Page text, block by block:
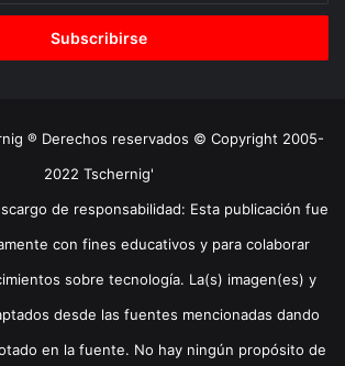
® Derechos reservados © Copyright 2005-
2022 Tschernig'
de responsabilidad: Esta publicación fue
con fines educativos y para colaborar
sobre tecnología. La(s) imagen(es) y
desde las fuentes mencionadas dando
en la fuente. No hay ningún propósito de